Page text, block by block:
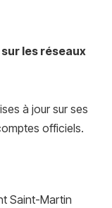
les réseaux
à jour sur ses
officiels.
Saint-Martin